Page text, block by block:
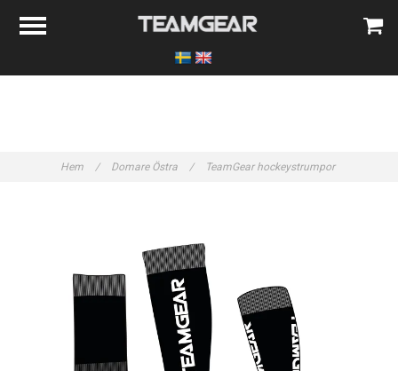
Hem / Domare Östra / TeamGear hockeystrumpor